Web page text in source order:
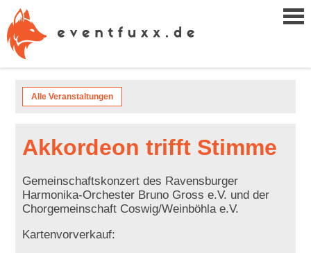
Alle Veranstaltungen
Akkordeon trifft Stimme
Gemeinschaftskonzert des Ravensburger
Harmonika-Orchester Bruno Gross e.V. und der
Chorgemeinschaft Coswig/Weinböhla e.V.
Kartenvorverkauf: